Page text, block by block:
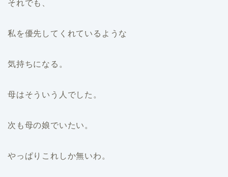
それでも、
私を優先してくれているような
気持ちになる。
母はそういう人でした。
次も母の娘でいたい。
やっぱりこれしか無いわ。